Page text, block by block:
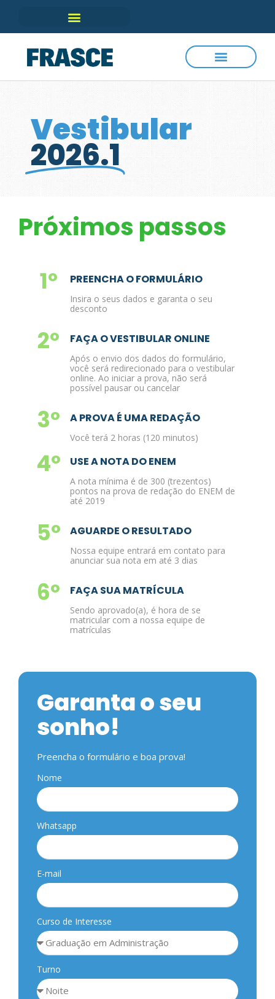
Vestibular
2026.1
Próximos passos
1º PREENCHA O FORMULÁRIO
Insira o seus dados e garanta o seu
desconto
2º FAÇA O VESTIBULAR ONLINE
Após o envio dos dados do formulário,
você será redirecionado para o vestibular
online. Ao iniciar a prova, não será
possível pausar ou cancelar
3º A PROVA É UMA REDAÇÃO
Você terá 2 horas (120 minutos)
4º USE A NOTA DO ENEM
A nota mínima é de 300 (trezentos)
pontos na prova de redação do ENEM de
até 2019
5º AGUARDE O RESULTADO
Nossa equipe entrará em contato para
anunciar sua nota em até 3 dias
6º FAÇA SUA MATRÍCULA
Sendo aprovado(a), é hora de se
matricular com a nossa equipe de
matrículas
Garanta o seu
sonho!
Preencha o formulário e boa prova!
Nome
Whatsapp
E-mail
Curso de Interesse
Turno